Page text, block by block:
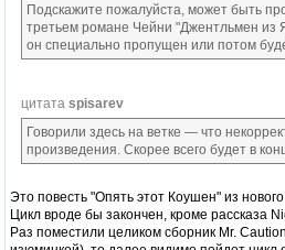
Подскажите пожалуйста, может быть
третьем романе Чейни "Джентльмен из
он специально пропущен или потом
цитата spisarev
Говорили здесь на ветке — что
произведения. Скорее всего будет в
Это повесть "Опять этот Коушен" из
Цикл вроде бы закончен, кроме рассказа
Раз поместили целиком сборник Mr.